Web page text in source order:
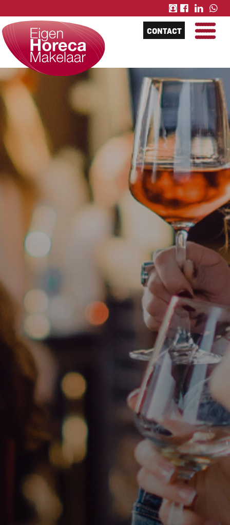
CONTACT